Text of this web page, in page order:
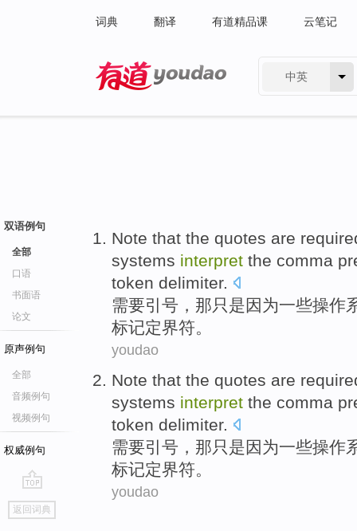
词典 翻译 有道精品课 云笔记
中英
双语例句
全部
口语
书面语
论文
原声例句
全部
音频例句
视频例句
权威例句
go
top
返回词典
Note that the quotes are
systems interpret the comma
token delimiter.
需要引号 ， 那只是因为一些操作
标记定界符。
youdao
Note that the quotes are
systems interpret the comma
token delimiter.
需要引号 ， 那只是因为一些操作
标记定界符。
youdao